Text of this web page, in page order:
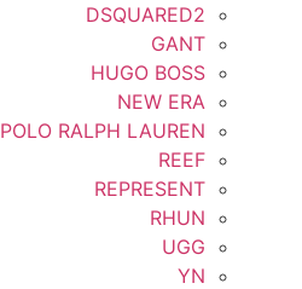
DSQUARED2
GANT
HUGO BOSS
NEW ERA
POLO RALPH LAUREN
REEF
REPRESENT
RHUN
UGG
YN